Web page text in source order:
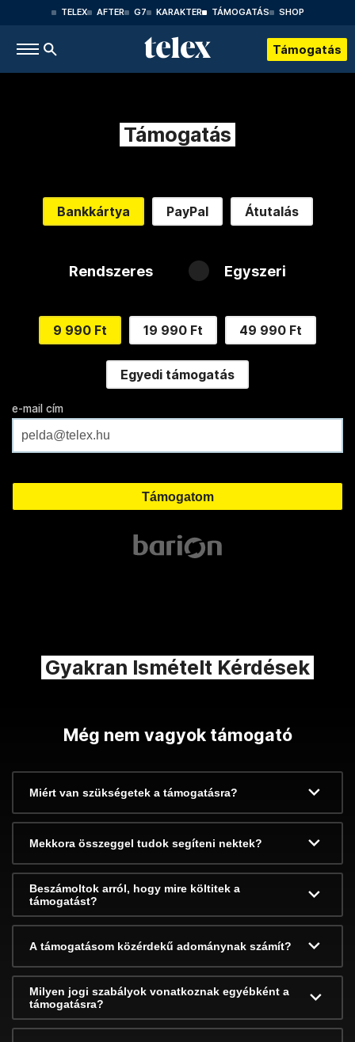
TELEX AFTER G7 KARAKTER TÁMOGATÁS SHOP
Támogatás
Támogatás
Bankkártya PayPal Átutalás
Rendszeres Egyszeri
9 990 Ft 19 990 Ft 49 990 Ft
Egyedi támogatás
e-mail cím
Gyakran Ismételt Kérdések
Még nem vagyok támogató
Miért van szükségetek a támogatásra?
Mekkora összeggel tudok segíteni nektek?
Beszámoltok arról, hogy mire költitek a
támogatást?
A támogatásom közérdekű adománynak számít?
Milyen jogi szabályok vonatkoznak egyébként a
támogatásra?